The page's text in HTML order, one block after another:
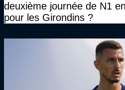
deuxième journée de N1
pour les Girondins ?